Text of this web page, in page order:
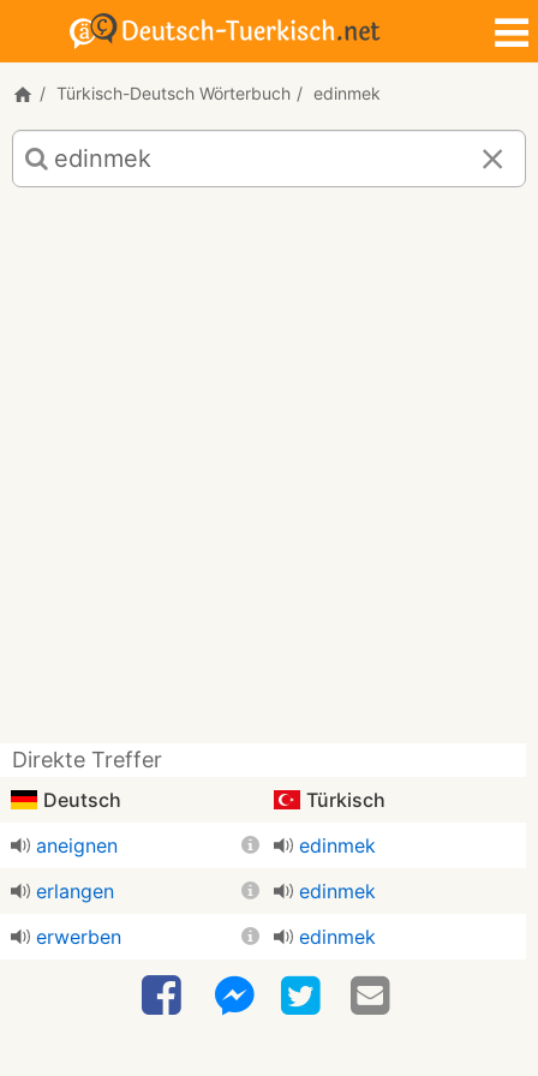
Türkisch-Deutsch Wörterbuch edinmek
Türkisch-
Deutsch
Übersetzung
Direkte Treffer
Deutsch
Türkisch
aneignen
edinmek
erlangen
edinmek
erwerben
edinmek